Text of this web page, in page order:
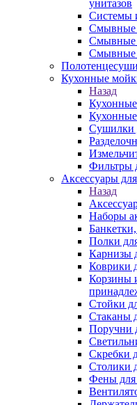
унитазов
Системы
Смывные
Смывные
Смывные
Кухонные
Назад
Сушилки
Фильтры
Аксессуары
Назад
Наборы
Полки
Карнизы
Коврики
Корзины
Стойки
Стаканы
Поручни
Скребки
Столики
Фены для